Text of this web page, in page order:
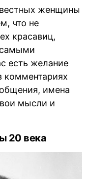
женщины
что не
красавиц,
есть желание
комментариях
имена
мысли и
20 века